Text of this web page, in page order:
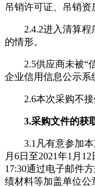
吊销许可证、吊销资
2.4.2进入清算
的情形。
2.5供应商未被“
企业信用信息公示系
2.6本次采购不接
3.采购文件的获
3.1凡有意参加
月6日至2021年1月
17:30通过电子邮件
绩材料等加盖单位公